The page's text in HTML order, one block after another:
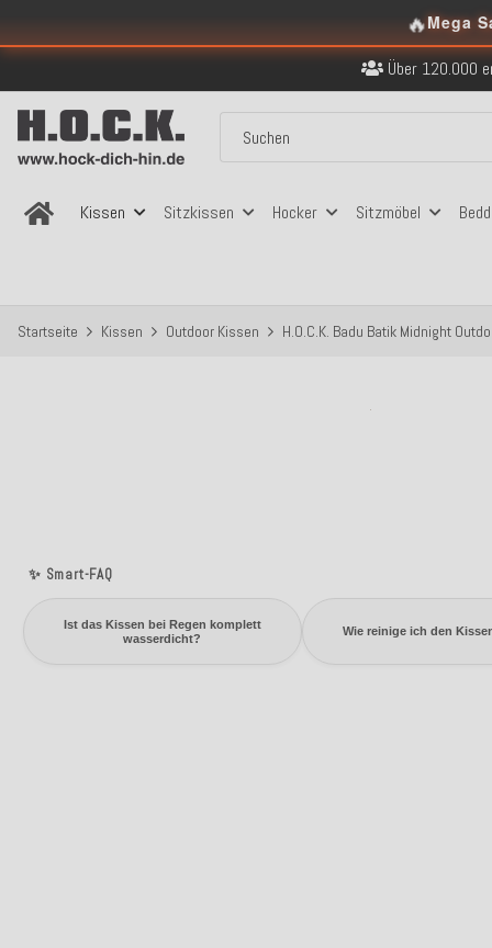
🔥Mega
Kostenloser Versand
Über 120.000
Sicher
Kostenloser Versand
Kissen
Sitzkissen Hocker Sitzmöbel
Startseite Kissen Outdoor Kissen H.O.C.K. Badu Batik Midnight
✨ Smart-FAQ
Ist das Kissen bei Regen komplett
wasserdicht?
Wie reinige ich den